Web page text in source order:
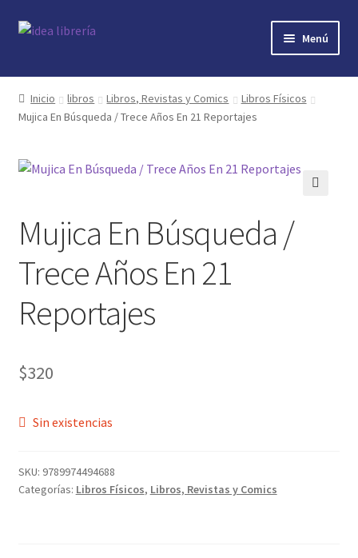
Ir
Ir
Menú
Inicio
contacto
libros
nosotros
novedades
preguntas
Inicio libros Libros, Revistas y Comics
Libros Físicos
Mujica En Búsqueda / Trece Años En 21 Reportajes
Mujica En Búsqueda /
Trece Años En 21
Reportajes
$320
Sin existencias
SKU: 9789974494688
Categorías: Libros Físicos, Libros, Revistas y Comics